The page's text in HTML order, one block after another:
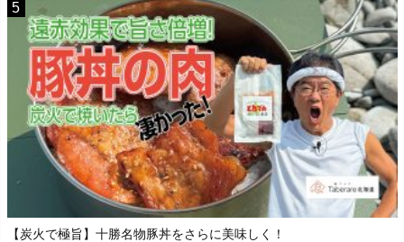
【炭火で極旨】十勝名物豚丼をさらに美味しく！